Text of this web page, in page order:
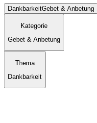
DankbarkeitGebet & Anbetung
Kategorie
Gebet & Anbetung
Thema
Dankbarkeit